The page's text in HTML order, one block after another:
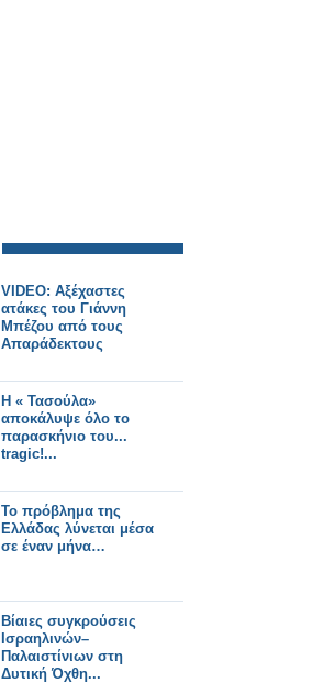
VIDEO: Αξέχαστες
ατάκες του Γιάννη
Μπέζου από τους
Απαράδεκτους
Η « Τασούλα»
αποκάλυψε όλο το
παρασκήνιο του...
tragic!...
Το πρόβλημα της
Ελλάδας λύνεται μέσα
σε έναν μήνα…
Βίαιες συγκρούσεις
Ισραηλινών–
Παλαιστίνιων στη
Δυτική Όχθη...